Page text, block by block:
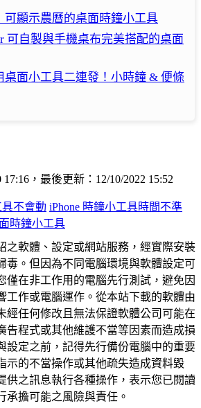
可顯示農曆的桌面時鐘小工具
可自製與手機桌布完美搭配的桌面
桌面小工具二連發！小時鐘 & 便條
，最後更新：12/10/2022 15:52
具不會動 iPhone 時鐘小工具時間不準
時鐘小工具
之軟體、設定或網站服務，經實際安裝
毒。但因為不同電腦環境與軟體設定可
僅在非工作用的電腦先行測試，避免因
工作或電腦運作。從本站下載的軟體由
經任何修改且無法保證軟體公司可能在
告程式或其他維護不當等因素而造成損
設定之前，記得先行備份電腦中的重要
示的不當操作或其他疏失造成資料毀
供之訊息執行各種操作，表示您已閱讀
承擔可能之風險與責任。